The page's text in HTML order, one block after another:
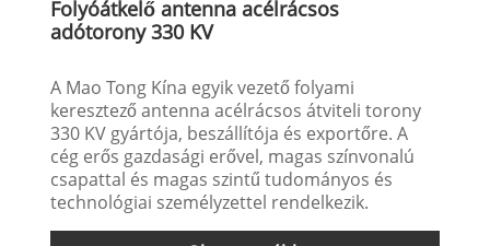
Folyóátkelő antenna acélrácsos
adótorony 330 KV
A Mao Tong Kína egyik vezető folyami
keresztező antenna acélrácsos átviteli torony
330 KV gyártója, beszállítója és exportőre. A
cég erős gazdasági erővel, magas színvonalú
csapattal és magas szintű tudományos és
technológiai személyzettel rendelkezik.